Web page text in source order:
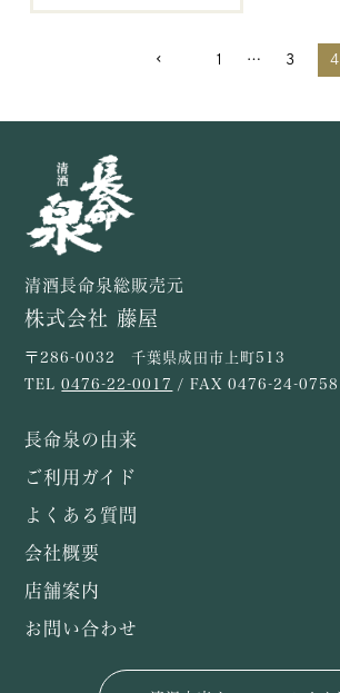
1 … 3 4
清酒長命泉総販売元
株式会社 藤屋
〒286-0032 千葉県成田市上町513
TEL0476-22-0017 / FAX 0476-24-0758
長命泉の由来
ご利用ガイド
よくある質問
会社概要
店舗案内
お問い合わせ